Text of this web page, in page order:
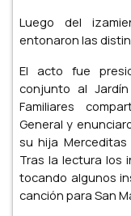
Luego del
entonaron las
El acto fue
conjunto al
Familiares
General y
su hija Merceditas
Tras la lectura los
tocando algunos
canción para San